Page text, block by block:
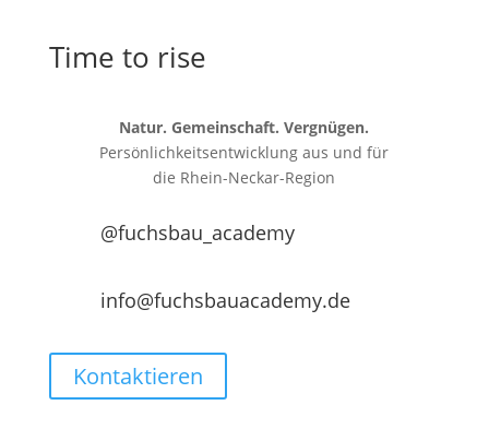
Time to rise
Natur. Gemeinschaft. Vergnügen.
Persönlichkeitsentwicklung aus und für
die Rhein-Neckar-Region
@fuchsbau_academy
info@fuchsbauacademy.de
Kontaktieren